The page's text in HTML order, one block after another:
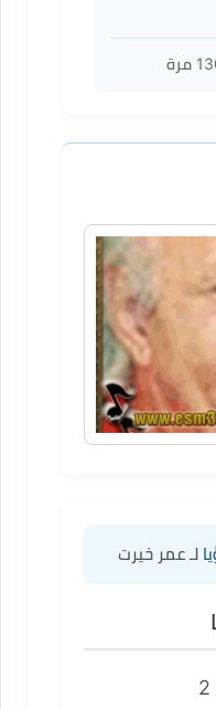
مرة
لـ عمر خيرت